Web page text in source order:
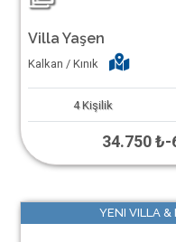
Villa Yaşen
Kalkan / Kınık
4 Kişilik
34.750 ₺-
YENI VILLA &